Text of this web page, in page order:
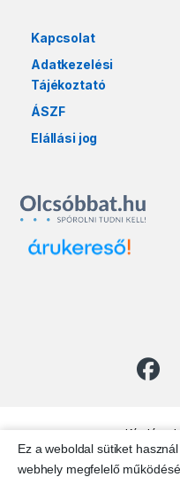
Kapcsolat
Adatkezelési
Tájékoztató
ÁSZF
Elállási jog
Kérdésed
+36
Ez a weboldal sütiket
webhely megfelelő